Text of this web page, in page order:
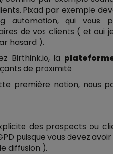
Pixad par exemple
automation, qui vous
de vos clients ( et oui
hasard ).
Birthink.io, la
de proximité
première notion, nous
des prospects ou
puisque vous devez
diffusion ).